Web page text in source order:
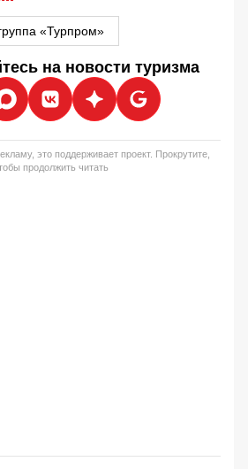
«Турпром»
на новости туризма
это поддерживает проект. Прокрутите,
продолжить читать